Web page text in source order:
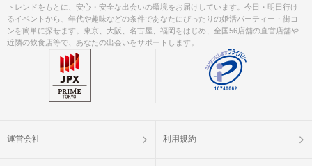
トレンドをもとに、安心・安全な出会いの環境をお届けしています。今日・明日行け
るイベントから、年代や趣味などの条件であなたにぴったりの婚活パーティー・街コ
ンを簡単に探せます。東京、大阪、名古屋、福岡をはじめ、全国56店舗の直営店舗や
近隣の飲食店等で、あなたの出会いをサポートします。
運営会社 利用規約